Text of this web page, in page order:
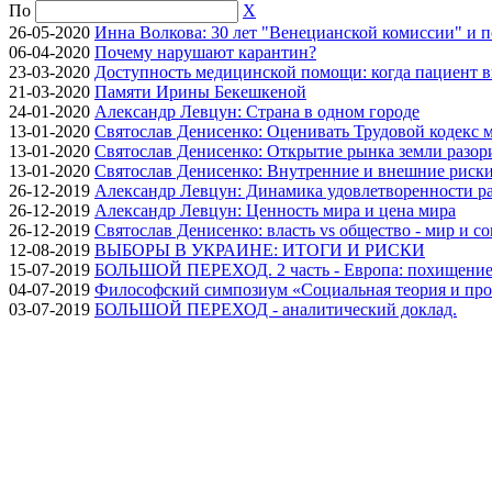
По
X
26-05-2020 Инна Волкова: 30 лет "Венецианской комиссии" и
06-04-2020 Почему нарушают карантин?
23-03-2020 Доступность медицинской помощи: когда пациент
21-03-2020 Памяти Ирины Бекешкеной
24-01-2020 Александр Левцун: Страна в одном городе
13-01-2020 Святослав Денисенко: Оценивать Трудовой кодекс
13-01-2020 Святослав Денисенко: Открытие рынка земли
13-01-2020 Святослав Денисенко: Внутренние и внешние
26-12-2019 Александр Левцун: Динамика удовлетворенности
26-12-2019 Александр Левцун: Ценность мира и цена мира
26-12-2019 Святослав Денисенко: власть vs общество - мир и
12-08-2019 ВЫБОРЫ В УКРАИНЕ: ИТОГИ И РИСКИ
15-07-2019 БОЛЬШОЙ ПЕРЕХОД. 2 часть - Европа: похищение
04-07-2019 Философский симпозиум «Социальная теория и
03-07-2019 БОЛЬШОЙ ПЕРЕХОД - аналитический доклад.